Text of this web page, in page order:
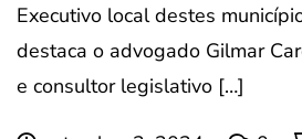
Executivo local destes
destaca o advogado Gilmar
e consultor legislativo […]